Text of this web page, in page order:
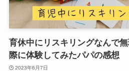
育休中にリスキリングなんで
際に体験してみたパパの感想
2023年6月7日